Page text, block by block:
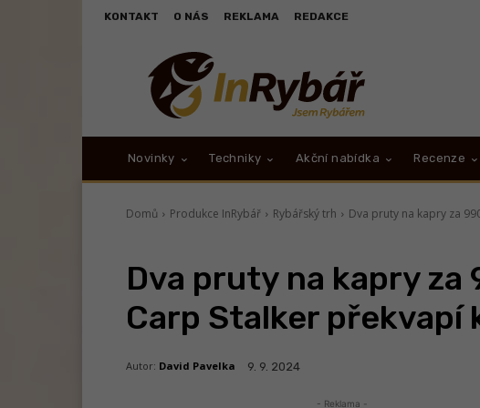
KONTAKT O NÁS REKLAMA REDAKCE
Novinky Techniky Akční nabídka Recenze
Domů Produkce InRybář Rybářský trh Dva pruty na kapry za
Dva pruty na kapry za
Carp Stalker překvapí
Autor: David Pavelka 9. 9. 2024
- Reklama -